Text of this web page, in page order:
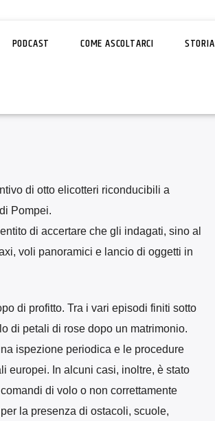
PODCAST COME ASCOLTARCI STORIA
di otto elicotteri riconducibili a
Pompei.
di accertare che gli indagati, sino al
voli panoramici e lancio di oggetti in
di profitto. Tra i vari episodi finiti sotto
di petali di rose dopo un matrimonio.
ispezione periodica e le procedure
europei. In alcuni casi, inoltre, è stato
di volo o non correttamente
la presenza di ostacoli, scuole,